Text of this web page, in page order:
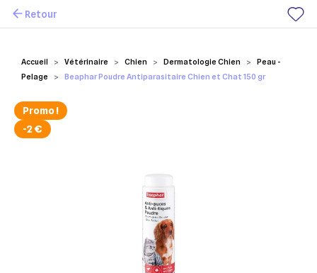
Mes favoris
Accueil Vétérinaire Chien Dermatologie Chien
Peau -
Pelage
Beaphar Poudre Antiparasitaire Chien et Chat 150 gr
Retour
Promo !
-2 €